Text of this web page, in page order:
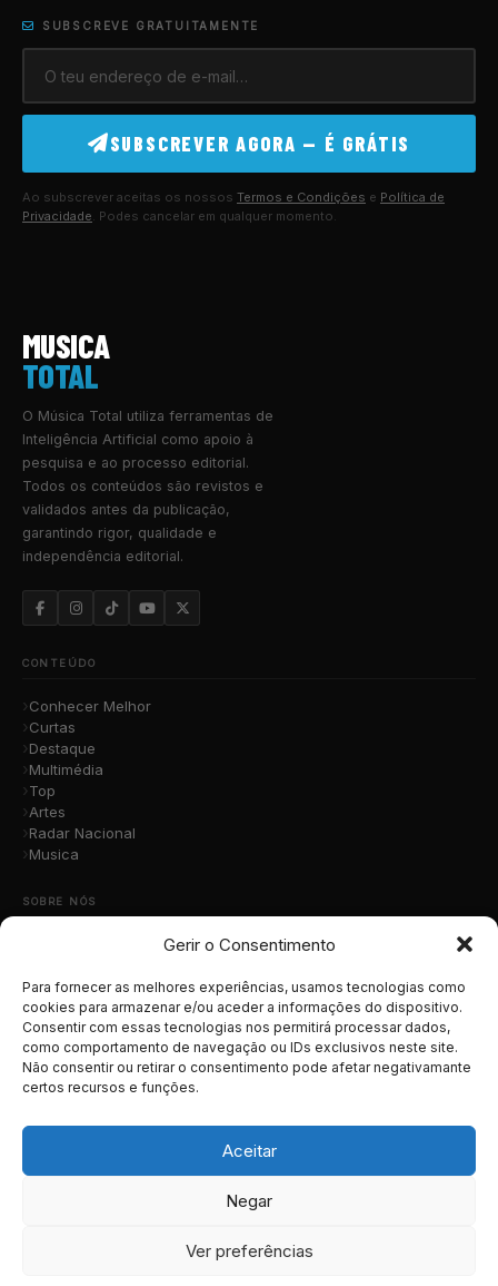
Gerir o Consentimento
Para fornecer as melhores experiências, usamos tecnologias como
cookies para armazenar e/ou aceder a informações do dispositivo.
Consentir com essas tecnologias nos permitirá processar dados,
como comportamento de navegação ou IDs exclusivos neste site.
Não consentir ou retirar o consentimento pode afetar negativamante
certos recursos e funções.
Aceitar
Negar
Ver preferências
SUBSCREVE GRATUITAMENTE
SUBSCREVER AGORA — É GRÁTIS
Ao subscrever aceitas os nossos Termos e Condições e Política de
Privacidade. Podes cancelar em qualquer momento.
MUSICA
TOTAL
O Música Total utiliza ferramentas de
Inteligência Artificial como apoio à
pesquisa e ao processo editorial.
Todos os conteúdos são revistos e
validados antes da publicação,
garantindo rigor, qualidade e
independência editorial.
CONTEÚDO
Conhecer Melhor
Curtas
Destaque
Multimédia
Top
Artes
Radar Nacional
Musica
SOBRE NÓS
Contacto
Submete a Tua Música
Publicidade
Apoiar o Projeto
Política de Privacidade